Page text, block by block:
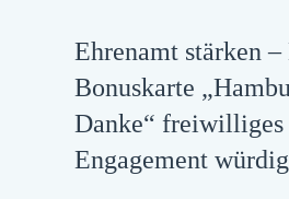
Ehrenamt stärken
Bonuskarte
Danke“ freiwilliges
Engagement